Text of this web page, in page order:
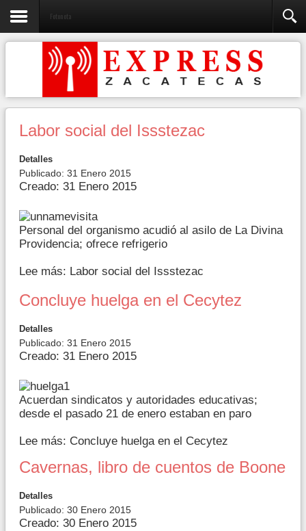
Fotonota
Labor social del Issstezac
Detalles
Publicado: 31 Enero 2015
Creado: 31 Enero 2015
Personal del organismo acudió al asilo de La Divina
Providencia; ofrece refrigerio
Lee más: Labor social del Issstezac
Concluye huelga en el Cecytez
Detalles
Publicado: 31 Enero 2015
Creado: 31 Enero 2015
Acuerdan sindicatos y autoridades educativas;
desde el pasado 21 de enero estaban en paro
Lee más: Concluye huelga en el Cecytez
Cavernas, libro de cuentos de Boone
Detalles
Publicado: 30 Enero 2015
Creado: 30 Enero 2015